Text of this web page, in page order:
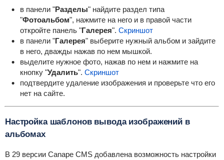
в панели "Разделы" найдите раздел типа
"Фотоальбом", нажмите на него и в правой части
откройте панель "Галерея". Скриншот
в панели "Галерея" выберите нужный альбом и зайдите
в него, дважды нажав по нем мышкой.
выделите нужное фото, нажав по нем и нажмите на
кнопку "Удалить". Скриншот
подтвердите удаление изображения и проверьте что его
нет на сайте.
Настройка шаблонов вывода изображений в
альбомах
В 29 версии Canape CMS добавлена возможность настройки